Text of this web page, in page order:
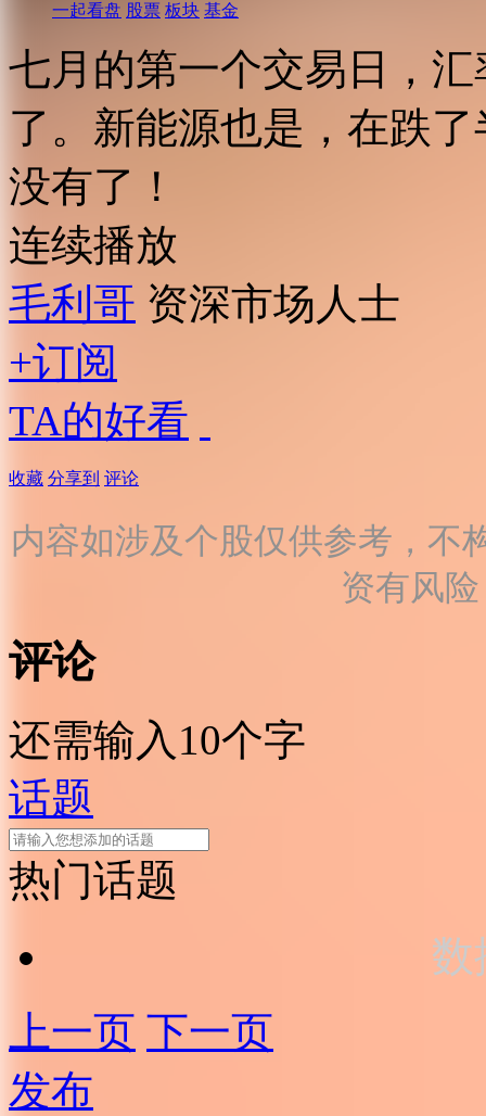
一起看盘 股票 板块 基金
七月的第一个交易日，
了。新能源也是，在跌
没有了！
连续播放
毛利哥 资深市场人士
+订阅
TA的好看
收藏 分享到 评论
内容如涉及个股仅供参考，不
资有风
评论
还需输入10个字
话题
热门话题
数
上一页 下一页
发布